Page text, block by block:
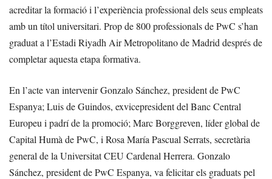
acreditar la formació i l’experiència professional dels seus empleats
amb un títol universitari. Prop de 800 professionals de PwC s’han
graduat a l’Estadi Riyadh Air Metropolitano de Madrid després de
completar aquesta etapa formativa.
En l’acte van intervenir Gonzalo Sánchez, president de PwC
Espanya; Luis de Guindos, exvicepresident del Banc Central
Europeu i padrí de la promoció; Marc Borggreven, líder global de
Capital Humà de PwC, i Rosa María Pascual Serrats, secretària
general de la Universitat CEU Cardenal Herrera. Gonzalo
Sánchez, president de PwC Espanya, va felicitar els graduats pel